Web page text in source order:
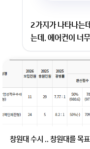
2가지가 나타나는
는데. 에어컨이 너
해당 노란색 경고
당장 뭐 어떻게 된
스캐너 장비로 해당
회원가입 혹은 광
창원대 수시 .. 창원대를 목